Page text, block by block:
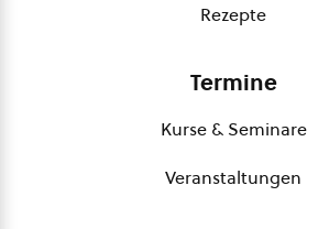
Rezepte
Termine
Kurse & Seminare
Veranstaltungen